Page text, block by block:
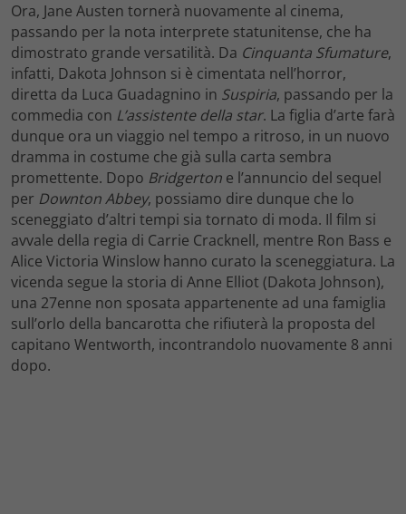
Ora, Jane Austen tornerà nuovamente al cinema,
passando per la nota interprete statunitense, che ha
dimostrato grande versatilità. Da Cinquanta Sfumature,
infatti, Dakota Johnson si è cimentata nell’horror,
diretta da Luca Guadagnino in Suspiria, passando per la
commedia con L’assistente della star. La figlia d’arte farà
dunque ora un viaggio nel tempo a ritroso, in un nuovo
dramma in costume che già sulla carta sembra
promettente. Dopo Bridgerton e l’annuncio del sequel
per Downton Abbey, possiamo dire dunque che lo
sceneggiato d’altri tempi sia tornato di moda. Il film si
avvale della regia di Carrie Cracknell, mentre Ron Bass e
Alice Victoria Winslow hanno curato la sceneggiatura. La
vicenda segue la storia di Anne Elliot (Dakota Johnson),
una 27enne non sposata appartenente ad una famiglia
sull’orlo della bancarotta che rifiuterà la proposta del
capitano Wentworth, incontrandolo nuovamente 8 anni
dopo.